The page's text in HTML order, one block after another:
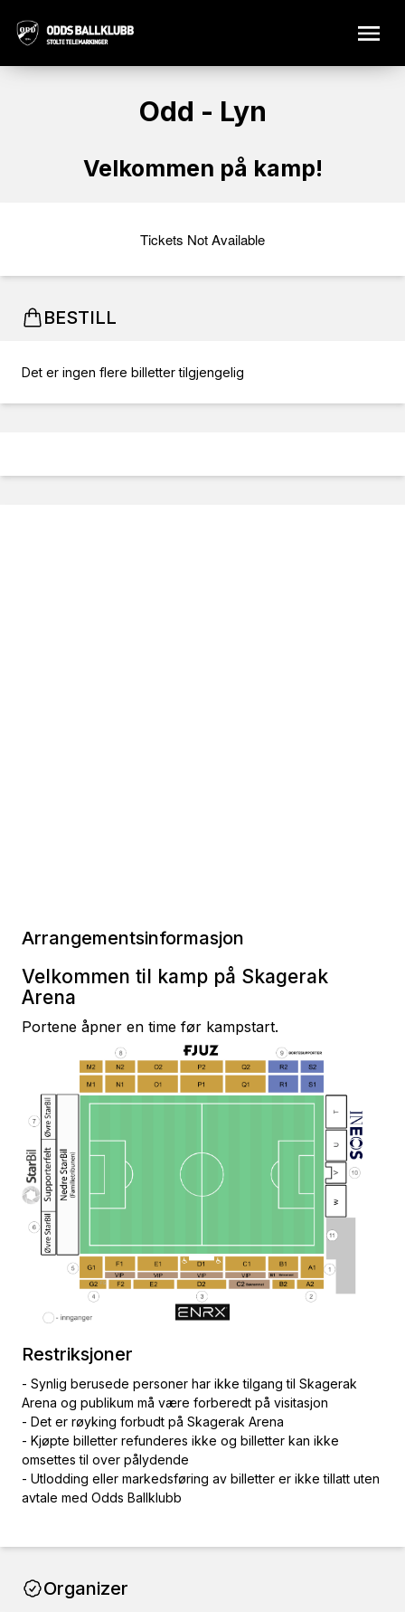
Odd - Lyn
Velkommen på kamp!
Tickets Not Available
BESTILL
Det er ingen flere billetter tilgjengelig
Arrangementsinformasjon
Velkommen til kamp på Skagerak
Arena
Portene åpner en time før kampstart.
Restriksjoner
- Synlig berusede personer har ikke tilgang til Skagerak
Arena og publikum må være forberedt på visitasjon
- Det er røyking forbudt på Skagerak Arena
- Kjøpte billetter refunderes ikke og billetter kan ikke
omsettes til over pålydende
- Utlodding eller markedsføring av billetter er ikke tillatt uten
avtale med Odds Ballklubb
Organizer